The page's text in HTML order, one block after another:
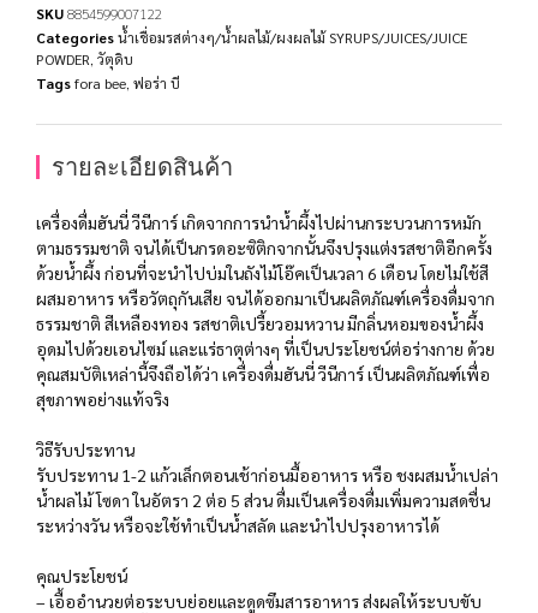
SKU8854599007122
Categoriesน้ำเชื่อมรสต่างๆ/น้ำผลไม้/ผงผลไม้ SYRUPS/JUICES/JUICE
POWDER วัตุดิบ
Tagsfora bee ฟอร่า บี
รายละเอียดสินค้า
เครื่องดื่มฮันนี่ วีนีการ์ เกิดจากการนำน้ำผึ้งไปผ่านกระบวนการหมัก
ตามธรรมชาติ จนได้เป็นกรดอะซิติกจากนั้นจึงปรุงแต่งรสชาติอีกครั้ง
ด้วยน้ำผึ้ง ก่อนที่จะนำไปบ่มในถังไม้โอ๊คเป็นเวลา 6 เดือน โดยไม่ใช้สี
ผสมอาหาร หรือวัตถุกันเสีย จนได้ออกมาเป็นผลิตภัณฑ์เครื่องดื่มจาก
ธรรมชาติ สีเหลืองทอง รสชาติเปรี้ยวอมหวาน มีกลิ่นหอมของน้ำผึ้ง
อุดมไปด้วยเอนไซม์ และแร่ธาตุต่างๆ ที่เป็นประโยชน์ต่อร่างกาย ด้วย
คุณสมบัติเหล่านี้จึงถือได้ว่า เครื่องดื่มฮันนี่ วีนีการ์ เป็นผลิตภัณฑ์เพื่อ
สุขภาพอย่างแท้จริง
วิธีรับประทาน
รับประทาน 1-2 แก้วเล็กตอนเช้าก่อนมื้ออาหาร หรือ ชงผสมน้ำเปล่า
น้ำผลไม้ โซดา ในอัตรา 2 ต่อ 5 ส่วน ดื่มเป็นเครื่องดื่มเพิ่มความสดชื่น
ระหว่างวัน หรือจะใช้ทำเป็นน้ำสลัด และนำไปปรุงอาหารได้
คุณประโยชน์
– เอื้ออำนวยต่อระบบย่อยและดูดซึมสารอาหาร ส่งผลให้ระบบขับ